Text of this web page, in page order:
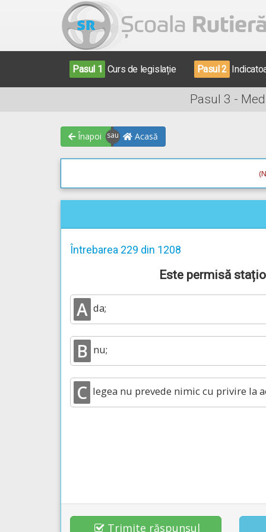
Pasul 1 Curs de legislație Pasul 2
Pasul 3 -
Înapoi Acasă
Întrebarea 229 din 1208
Este permisă
A da;
B nu;
C legea nu prevede nimic cu privire la
Trimite răspunsul